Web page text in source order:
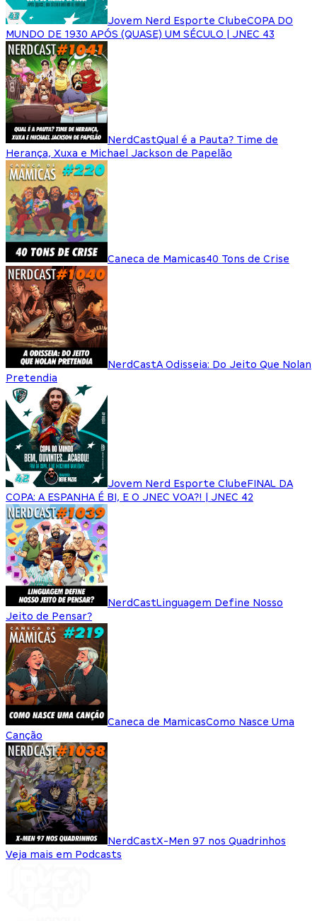
Jovem Nerd Esporte ClubeCOPA DO
MUNDO DE 1930 APÓS (QUASE) UM SÉCULO | JNEC 43
NerdCastQual é a Pauta? Time de
Herança, Xuxa e Michael Jackson de Papelão
Caneca de Mamicas40 Tons de Crise
NerdCastA Odisseia: Do Jeito Que Nolan
Pretendia
Jovem Nerd Esporte ClubeFINAL DA
COPA: A ESPANHA É BI, E O JNEC VOA?! | JNEC 42
NerdCastLinguagem Define Nosso
Jeito de Pensar?
Caneca de MamicasComo Nasce Uma
Canção
NerdCastX-Men 97 nos Quadrinhos
Veja mais em Podcasts